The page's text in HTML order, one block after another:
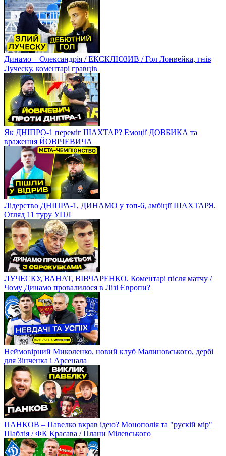
Динамо – Олександрія / ЕКСКЛЮЗИВ / Гол Лонвейка, гнів
Луческу, коментарі гравців
Як ДНІПРО-1 переміг ШАХТАР? Емоції ДОВБИКА та
враження ЙОВІЧЕВИЧА
Лідерство ДНІПРА-1, ДИНАМО у топ-6, амбіції ШАХТАРЯ.
Огляд 11 туру УПЛ
ЛУЧЕСКУ, ВАНАТ, ВІВЧАРЕНКО. Коментарі після матчу /
Чому Динамо провалилося в Лізі Європи?
Неймовірний Миколенко, новий клуб Малиновського, дербі
для Зінченка і Арсенала
ПАНКОВ – Павелко вкрав ідею? Монополія та "рускій мір"
Шаблія / ФК Красава / Плани Мілевського